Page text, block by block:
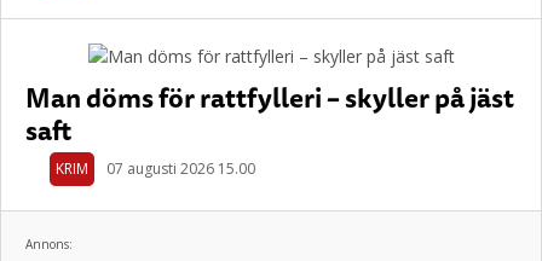
Man döms för rattfylleri – skyller på jäst
saft
KRIM 07 augusti 2026 15.00
Annons: